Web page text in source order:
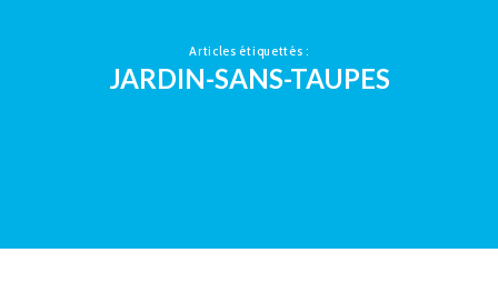
Articles étiquettés :
JARDIN-SANS-TAUPES